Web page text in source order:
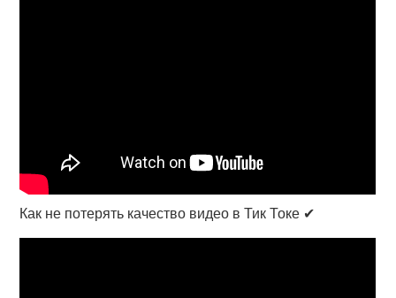
Как не потерять качество видео в Тик Токе ✔